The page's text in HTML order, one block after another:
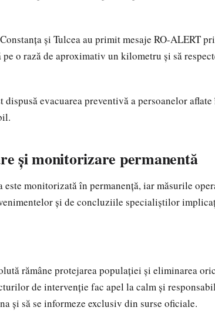
și Tulcea au primit mesaje RO-ALERT
o rază de aproximativ un kilometru și să
evacuarea preventivă a persoanelor
și monitorizare permanentă
monitorizată în permanență, iar măsurile
și de concluziile specialiștilor
rămâne protejarea populației și eliminarea
de intervenție fac apel la calm și
și să se informeze exclusiv din surse oficiale.